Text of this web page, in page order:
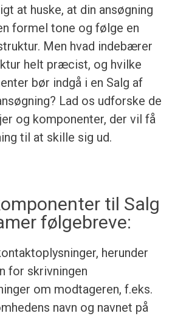
at huske, at din ansøgning
formel tone og følge en
Men hvad indebærer
helt præcist, og hvilke
bør indgå i en Salg af
Lad os udforske de
og komponenter, der vil få
til at skille sig ud.
til Salg
følgebreve:
herunder
for skrivningen
om modtageren, f.eks.
navn og navnet på